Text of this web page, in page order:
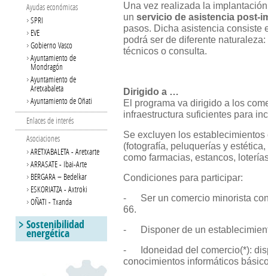
Una vez realizada la
unservicio de asistencia post-
pasos. Dicha asistencia consiste
podrá ser de diferente
técnicos o consulta.
Dirigido a …
El programa va dirigido a los
infraestructura suficientes para
Se excluyen los
(fotografía, peluquerías y
como farmacias, estancos,
Condiciones para participar:
- Ser un comercio minorista con
66.
- Disponer de un
- Idoneidad del comercio(*):
conocimientos informáticos
Ayudas económicas
SPRI
EVE
Gobierno Vasco
Ayuntamiento de
Mondragón
Ayuntamiento de
Aretxabaleta
Ayuntamiento de Oñati
Enlaces de interés
Asociaciones
ARETXABALETA - Aretxarte
ARRASATE - Ibai-Arte
BERGARA – Bedelkar
ESKORIATZA - Axtroki
OÑATI - Txanda
Sostenibilidad
energética